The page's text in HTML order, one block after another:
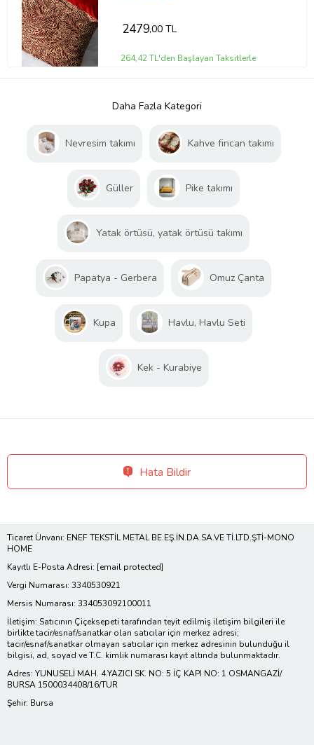
2479,00 TL
264,42 TL'den Başlayan Taksitlerle
Daha Fazla Kategori
Nevresim takımı Kahve fincan takımı
Güller Pike takımı
Yatak örtüsü, yatak örtüsü takımı
Papatya - Gerbera Omuz Çanta
Kupa Havlu, Havlu Seti
Kek - Kurabiye
Hata Bildir
Ticaret Ünvanı: ENEF TEKSTİL METAL BE.EŞ.İN.DA.SA.VE Tİ.LTD.ŞTİ-MONO
HOME
Kayıtlı E-Posta Adresi: [email protected]
Vergi Numarası: 3340530921
Mersis Numarası: 334053092100011
İletişim: Satıcının Çiçeksepeti tarafından teyit edilmiş iletişim bilgileri ile
birlikte tacir/esnaf/sanatkar olan satıcılar için merkez adresi;
tacir/esnaf/sanatkar olmayan satıcılar için merkez adresinin bulunduğu il
bilgisi, ad, soyad ve T.C. kimlik numarası kayıt altında bulunmaktadır.
Adres: YUNUSELİ MAH. 4.YAZICI SK. NO: 5 İÇ KAPI NO: 1 OSMANGAZİ/
BURSA 1500034408/16/TUR
Şehir: Bursa